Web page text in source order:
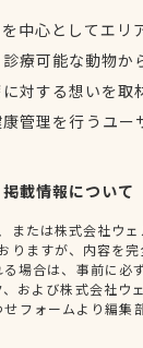
中心としてエ
療可能な動物
対する想いを取
管理を行うユ
掲載情報について
または株式会社ウ
りますが、内容を
場合は、事前に必
および株式会社
フォームより編